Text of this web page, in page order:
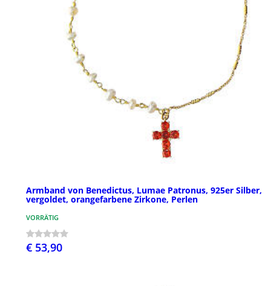
Armband von Benedictus, Lumae Patronus, 925er Silber,
vergoldet, orangefarbene Zirkone, Perlen
VORRÄTIG
€ 53,90